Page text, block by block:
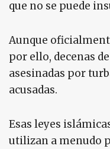
que no se puede
Aunque
por ello, decenas
asesinadas por
acusadas.
Esas leyes
utilizan a menudo